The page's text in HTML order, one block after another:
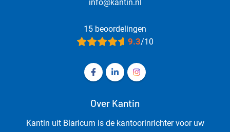
info@kantin.nl
15 beoordelingen
9.3/10
Volg ons op Facebook Kantin -
Volg ons op LinkedIn Kantin
Volg ons op Instagram
Over Kantin
Kantin uit Blaricum is de kantoorinrichter voor uw